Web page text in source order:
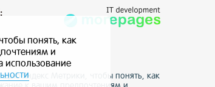
Яндекс Метрики, чтобы понять, как
понять, как
и
использование